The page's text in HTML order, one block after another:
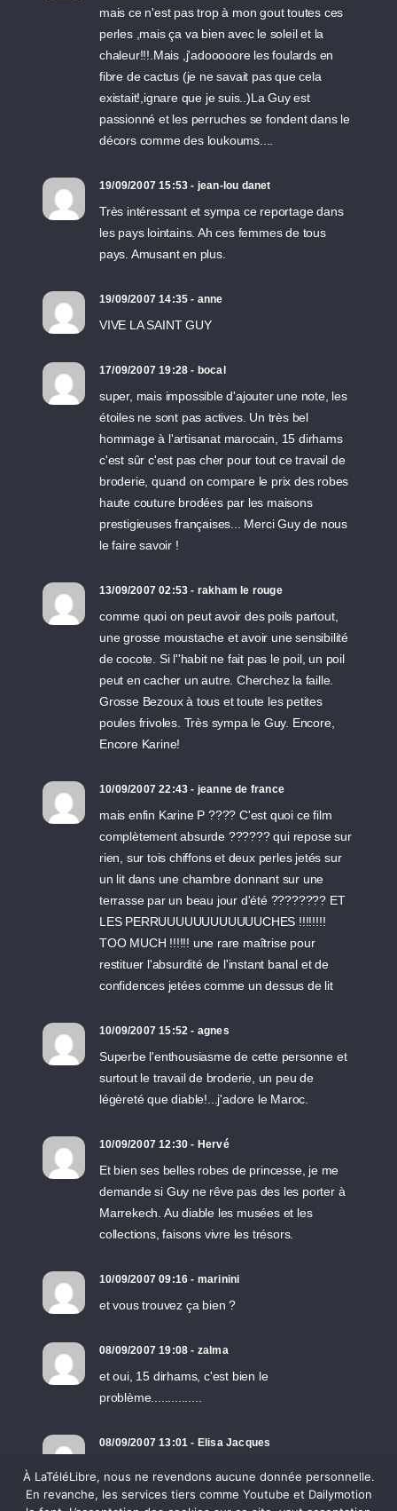
mais ce n'est pas trop à mon gout toutes ces
perles ,mais ça va bien avec le soleil et la
chaleur!!!.Mais ,j'adooooore les foulards en
fibre de cactus (je ne savait pas que cela
existait!,ignare que je suis..)La Guy est
passionné et les perruches se fondent dans le
décors comme des loukoums....
19/09/2007 15:53 - jean-lou danet
Très intéressant et sympa ce reportage dans
les pays lointains. Ah ces femmes de tous
pays. Amusant en plus.
19/09/2007 14:35 - anne
VIVE LA SAINT GUY
17/09/2007 19:28 - bocal
super, mais impossible d'ajouter une note, les
étoiles ne sont pas actives. Un très bel
hommage à l'artisanat marocain, 15 dirhams
c'est sûr c'est pas cher pour tout ce travail de
broderie, quand on compare le prix des robes
haute couture brodées par les maisons
prestigieuses françaises... Merci Guy de nous
le faire savoir !
13/09/2007 02:53 - rakham le rouge
comme quoi on peut avoir des poils partout,
une grosse moustache et avoir une sensibilité
de cocote. Si l''habit ne fait pas le poil, un poil
peut en cacher un autre. Cherchez la faille.
Grosse Bezoux à tous et toute les petites
poules frivoles. Très sympa le Guy. Encore,
Encore Karine!
10/09/2007 22:43 - jeanne de france
mais enfin Karine P ???? C'est quoi ce film
complètement absurde ?????? qui repose sur
rien, sur tois chiffons et deux perles jetés sur
un lit dans une chambre donnant sur une
terrasse par un beau jour d'été ???????? ET
LES PERRUUUUUUUUUUUUCHES !!!!!!!!
TOO MUCH !!!!!! une rare maîtrise pour
restituer l'absurdité de l'instant banal et de
confidences jetées comme un dessus de lit
10/09/2007 15:52 - agnes
Superbe l'enthousiasme de cette personne et
surtout le travail de broderie, un peu de
légèreté que diable!...j'adore le Maroc.
10/09/2007 12:30 - Hervé
Et bien ses belles robes de princesse, je me
demande si Guy ne rêve pas des les porter à
Marrekech. Au diable les musées et les
collections, faisons vivre les trésors.
10/09/2007 09:16 - marinini
et vous trouvez ça bien ?
08/09/2007 19:08 - zalma
et oui, 15 dirhams, c'est bien le
problème...............
08/09/2007 13:01 - Elisa Jacques
Merci pour ce très beau reportage. Ces robes
berbères sont très belles. La règle aujourd'hui,
À LaTéléLibre, nous ne revendons aucune donnée personnelle.
En revanche, les services tiers comme Youtube et Dailymotion